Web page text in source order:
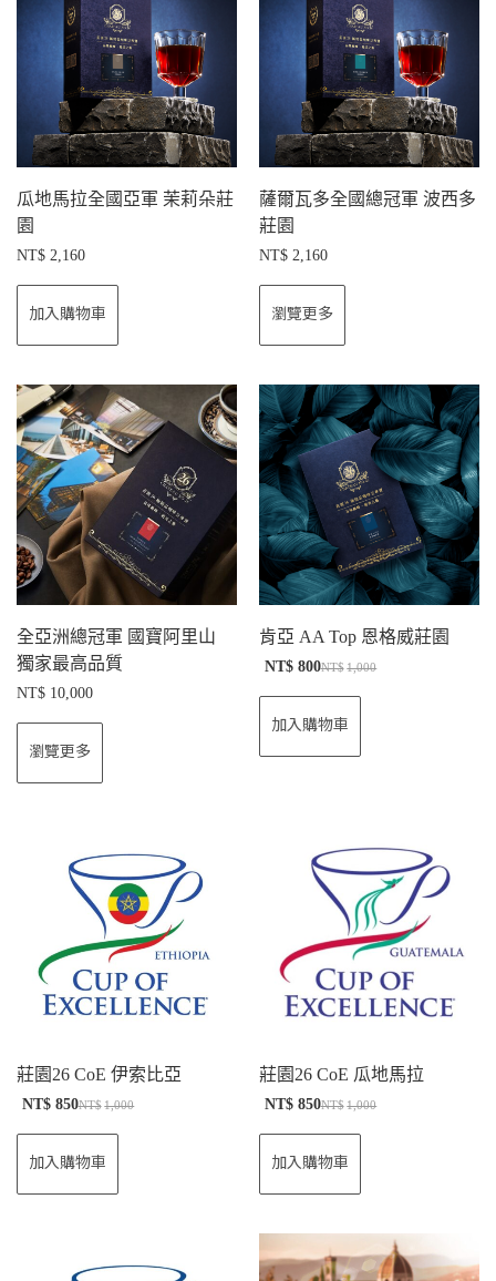
瓜地馬拉全國亞軍 茉莉朵莊
園
NT$ 2,160
加入購物車
薩爾瓦多全國總冠軍 波西多
莊園
NT$ 2,160
瀏覽更多
全亞洲總冠軍 國寶阿里山
獨家最高品質
NT$ 10,000
瀏覽更多
肯亞 AA Top 恩格威莊園
NT$ 1,000
NT$ 800
加入購物車
莊園26 CoE 伊索比亞
NT$ 1,000
NT$ 850
加入購物車
莊園26 CoE 瓜地馬拉
NT$ 1,000
NT$ 850
加入購物車